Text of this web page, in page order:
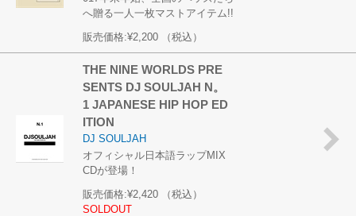
へ贈る一人一枚マストアイテム!!
販売価格:¥2,200 （税込）
THE NINE WORLDS PRE
SENTS DJ SOULJAH N。
1 JAPANESE HIP HOP ED
ITION
DJ SOULJAH
オフィシャル日本語ラップMIX
CDが登場！
販売価格:¥2,420
（税込）
SOLDOUT